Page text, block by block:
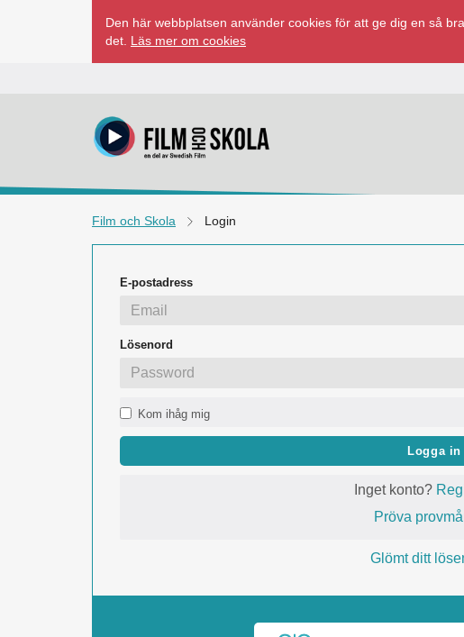
Den här webbplatsen använder cookies för att ge dig en så
det. Läs mer om cookies
Film och Skola Login
E-postadress
Lösenord
Kom ihåg mig
Logga in
Inget konto?
Pröva
Glömt ditt